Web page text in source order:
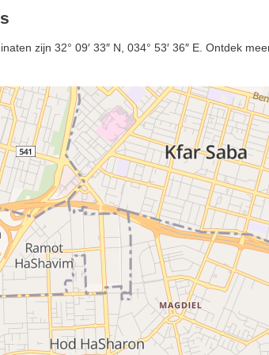
zijn 32° 09′ 33″ N, 034° 53′ 36″ E. Ontdek